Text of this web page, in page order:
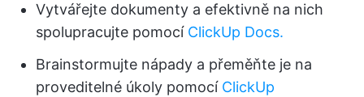
Vytvářejte dokumenty a efektivně na nich
spolupracujte pomocí ClickUp Docs.
Brainstormujte nápady a přeměňte je na
proveditelné úkoly pomocí ClickUp